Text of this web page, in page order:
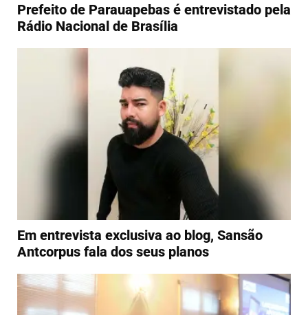
Prefeito de Parauapebas é entrevistado pela
Rádio Nacional de Brasília
Em entrevista exclusiva ao blog, Sansão
Antcorpus fala dos seus planos